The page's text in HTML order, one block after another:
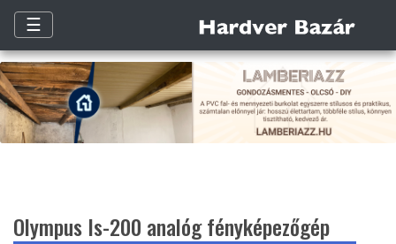
☰
Olympus Is-200 analóg fényképezőgép